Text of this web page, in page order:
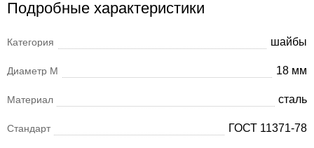
Подробные характеристики
Категория шайбы
Диаметр М 18 мм
Материал сталь
Стандарт ГОСТ 11371-78